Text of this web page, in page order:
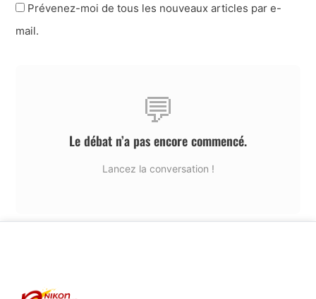
Prévenez-moi de tous les nouveaux articles par e-
mail.
💬
Le débat n’a pas encore commencé.
Lancez la conversation !